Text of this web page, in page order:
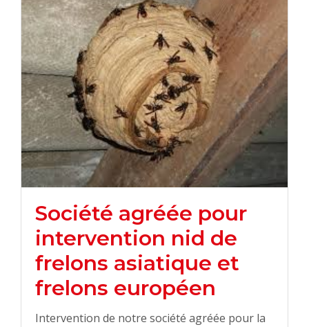
Société agréée pour
intervention nid de
frelons asiatique et
frelons européen
Intervention de notre société agréée pour la